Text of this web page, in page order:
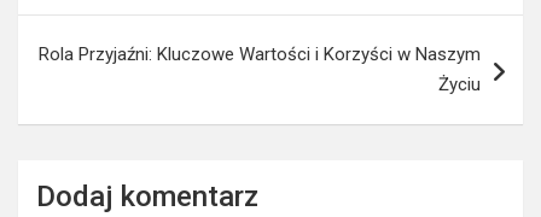
Rola Przyjaźni: Kluczowe Wartości i Korzyści w Naszym
Życiu
Dodaj komentarz